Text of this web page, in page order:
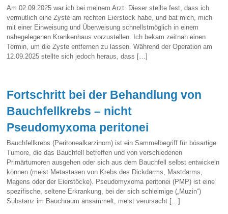
Am 02.09.2025 war ich bei meinem Arzt. Dieser stellte fest, dass ich
vermutlich eine Zyste am rechten Eierstock habe, und bat mich, mich
mit einer Einweisung und Überweisung schnellstmöglich in einem
nahegelegenen Krankenhaus vorzustellen. Ich bekam zeitnah einen
Termin, um die Zyste entfernen zu lassen. Während der Operation am
12.09.2025 stellte sich jedoch heraus, dass […]
Fortschritt bei der Behandlung von
Bauchfellkrebs – nicht
Pseudomyxoma peritonei
Bauchfellkrebs (Peritonealkarzinom) ist ein Sammelbegriff für bösartige
Tumore, die das Bauchfell betreffen und von verschiedenen
Primärtumoren ausgehen oder sich aus dem Bauchfell selbst entwickeln
können (meist Metastasen von Krebs des Dickdarms, Mastdarms,
Magens oder der Eierstöcke). Pseudomyxoma peritonei (PMP) ist eine
spezifische, seltene Erkrankung, bei der sich schleimige („Muzin“)
Substanz im Bauchraum ansammelt, meist verursacht […]